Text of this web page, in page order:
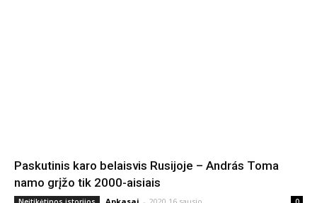
Paskutinis karo belaisvis Rusijoje – András Toma
namo grįžo tik 2000-aisiais